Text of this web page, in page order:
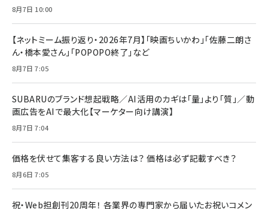
8月7日 10:00
【ネットミーム振り返り・2026年7月】「映画ちいかわ」「佐藤二朗さ
ん・橋本愛さん」「POPOPO終了」など
8月7日 7:05
SUBARUのブランド想起戦略／AI活用のカギは「量」より「質」／動
画広告をAIで最大化【マーケター向け講演】
8月7日 7:04
価格を伏せて集客する良い方法は？ 価格は必ず記載すべき？
8月6日 7:05
祝・Web担創刊20周年！ 各業界の専門家から届いたお祝いコメン